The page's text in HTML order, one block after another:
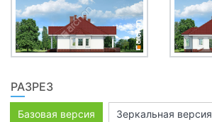
РАЗРЕЗ
Базовая версия Зеркальная версия